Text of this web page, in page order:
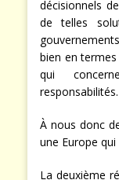
décisionnels
de telles
bien en
qui
responsabilités.
À nous donc
une Europe
La deuxième